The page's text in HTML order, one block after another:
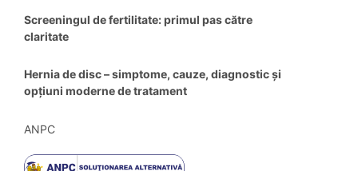
Screeningul de fertilitate: primul pas către
claritate
Hernia de disc – simptome, cauze, diagnostic și
opțiuni moderne de tratament
ANPC